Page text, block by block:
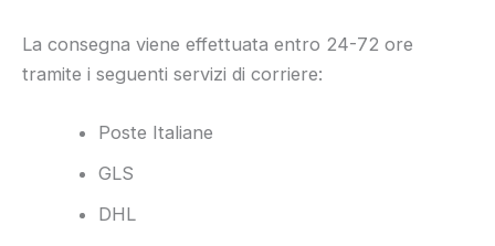
La consegna viene effettuata entro 24-72 ore
tramite i seguenti servizi di corriere:
Poste Italiane
GLS
DHL